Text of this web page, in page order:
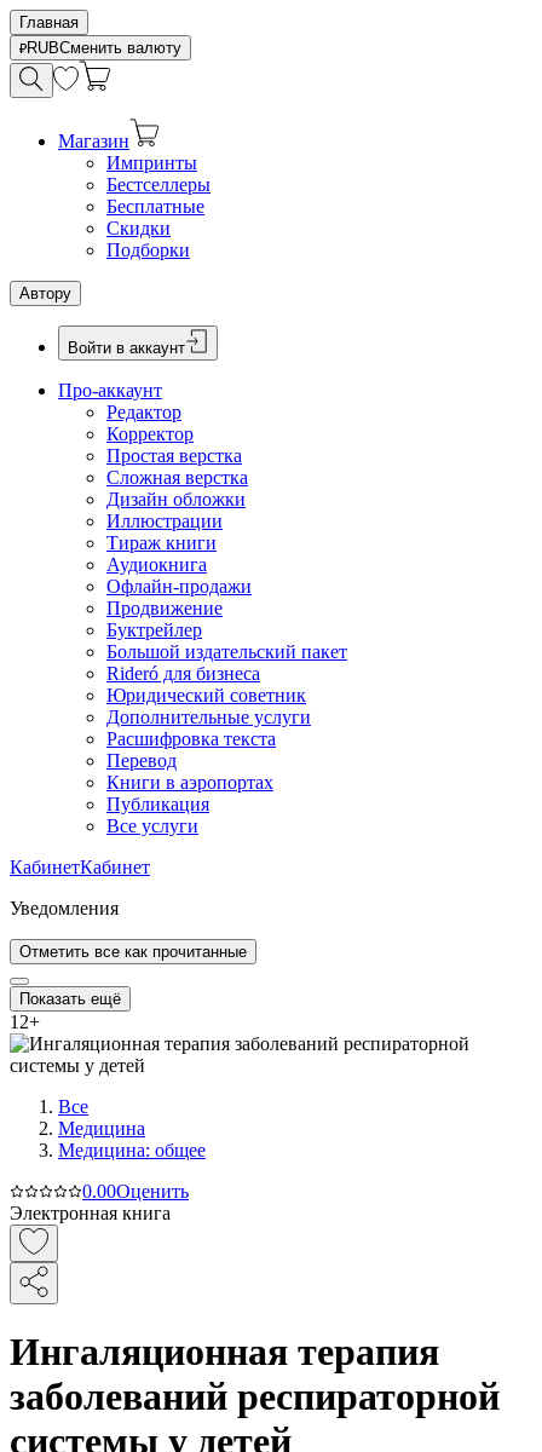
Главная
RUBСменить валюту
Магазин
Импринты
Бестселлеры
Бесплатные
Скидки
Подборки
Автору
Войти в аккаунт
Про-аккаунт
Редактор
Корректор
Простая верстка
Сложная верстка
Дизайн обложки
Иллюстрации
Тираж книги
Аудиокнига
Офлайн-продажи
Продвижение
Буктрейлер
Большой издательский пакет
Rideró для бизнеса
Юридический советник
Дополнительные услуги
Расшифровка текста
Перевод
Книги в аэропортах
Публикация
Все услуги
КабинетКабинет
Уведомления
Отметить все как прочитанные
Показать ещё
12+
Все
Медицина
Медицина: общее
0.00Оценить
Электронная книга
Ингаляционная терапия
заболеваний респираторной
системы у детей